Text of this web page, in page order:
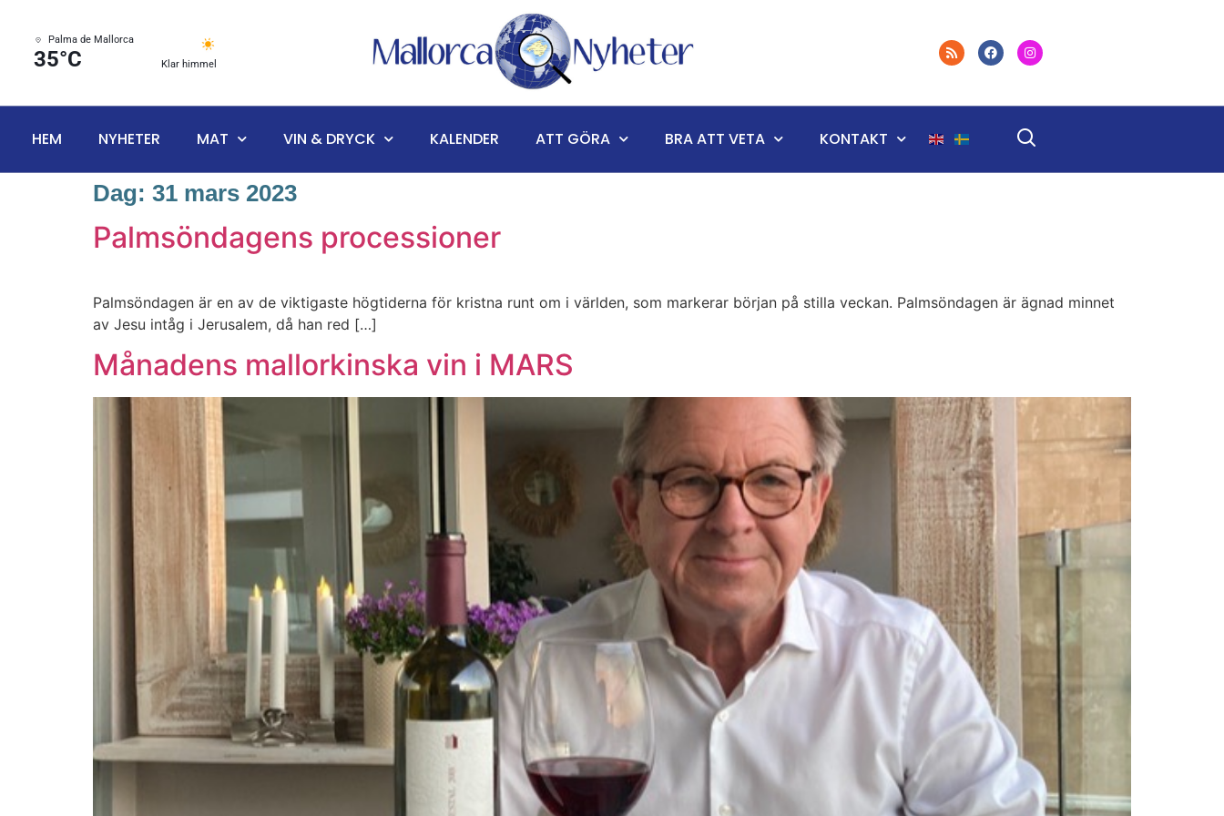
Palma de Mallorca
35°C Klar himmel
HEM NYHETER MAT VIN & DRYCK KALENDER ATT GÖRA BRA ATT VETA KONTAKT
Dag: 31 mars 2023
Palmsöndagens processioner
Palmsöndagen är en av de viktigaste högtiderna för kristna runt om i världen, som markerar början på stilla veckan. Palmsöndagen är ägnad minnet
av Jesu intåg i Jerusalem, då han red […]
Månadens mallorkinska vin i MARS